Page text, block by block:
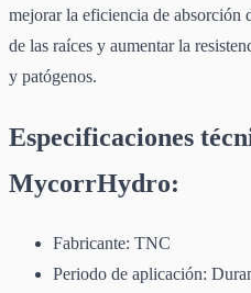
mejorar la eficiencia de absorción
de las raíces y aumentar la
y patógenos.
Especificaciones
MycorrHydro:
Fabricante: TNC
Periodo de aplicación: